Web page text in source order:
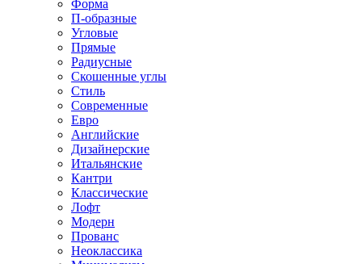
Форма
П-образные
Угловые
Прямые
Радиусные
Скошенные углы
Стиль
Современные
Евро
Английские
Дизайнерские
Итальянские
Кантри
Классические
Лофт
Модерн
Прованс
Неоклассика